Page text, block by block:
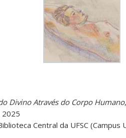
Divino Através do Corpo Humano
2025
Central da UFSC